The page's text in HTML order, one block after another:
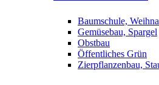
Baumschule,
Gemüsebau, Spargel
Obstbau
Öffentliches Grün
Zierpflanzenbau,